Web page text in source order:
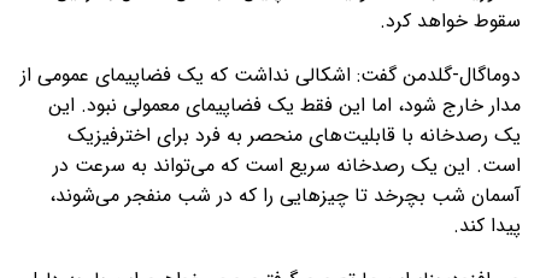
سقوط خواهد کرد.
دوماگال-گلدمن گفت: اشکالی نداشت که یک فضاپیمای عمومی از
مدار خارج شود، اما این فقط یک فضاپیمای معمولی نبود. این
یک رصدخانه با قابلیت‌های منحصر به فرد برای اخترفیزیک
است. این یک رصدخانه سریع است که می‌تواند به سرعت در
آسمان شب بچرخد تا چیزهایی را که در شب منفجر می‌شوند،
پیدا کند.